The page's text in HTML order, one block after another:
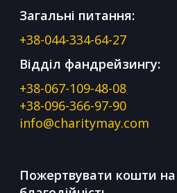
Загальні питання:
+38-044-334-64-27
Відділ фандрейзингу:
+38-067-109-48-08
+38-096-366-97-90
info@charitymay.com
Пожертвувати кошти на